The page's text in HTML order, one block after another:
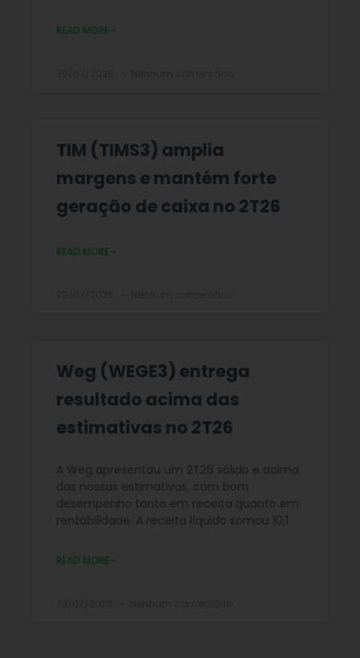
READ MORE »
TIM (TIMS3) amplia
margens e mantém forte
geração de caixa no 2T26
READ MORE »
Weg (WEGE3) entrega
resultado acima das
estimativas no 2T26
A Weg apresentou um 2T26 sólido e acima
das nossas estimativas, com bom
desempenho tanto em receita quanto em
rentabilidade. A receita líquida somou 10,1
READ MORE »